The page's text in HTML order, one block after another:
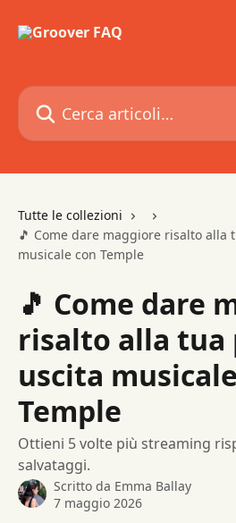
Cerca articoli…
Tutte le collezioni
🎵 Come dare maggiore risalto alla
musicale con Temple
🎵 Come dare
risalto alla tua
uscita
Temple
Ottieni 5 volte più streaming
salvataggi.
Scritto da Emma Ballay
7 maggio 2026